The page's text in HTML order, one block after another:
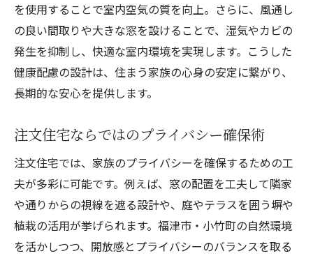
を使用することで室内空気の質を向上。さらに、風通し
の良い間取りや大きな窓を設けることで、湿気やカビの
発生を抑制し、快適な室内環境を実現します。こうした
健康配慮の設計は、住まう家族の心身の安定に繋がり、
長期的な安心を提供します。
注文住宅ならではのプライバシー確保術
注文住宅では、家族のプライバシーを確保するための工
夫が多彩に可能です。例えば、窓の配置を工夫して隣家
や通りからの視線を遮る設計や、庭やテラスを囲う塀や
植栽の活用が挙げられます。福津市・小竹町の自然環境
を活かしつつ、開放感とプライバシーのバランスを取る